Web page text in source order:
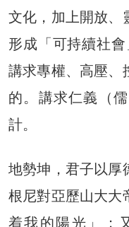
文化，加上開放、
形成「可持續社會
講求專權、高壓、
的。講求仁義（
計。
地勢坤，君子以厚
根尼對亞歷山大大
着我的陽光」；